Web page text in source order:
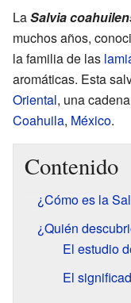
LaSalvia
muchos años,
la familia de las
aromáticas. Esta
Oriental, una
Coahuila, México.
Contenido
¿Cómo es la
¿Quién
El estudio
El